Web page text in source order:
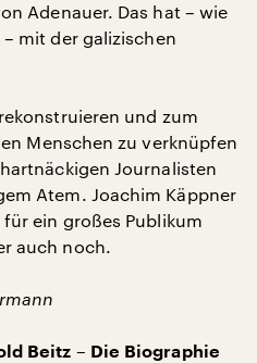
Adenauer. Das hat – wie
mit der galizischen
und zum
Menschen zu verknüpfen
Journalisten
Atem. Joachim Käppner
ein großes Publikum
auch noch.
Beitz – Die Biographie